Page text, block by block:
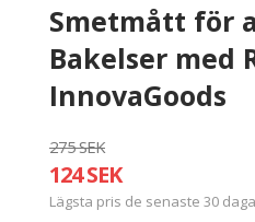
Smetmått för
Bakelser med
InnovaGoods
275 SEK
124 SEK
Lägsta pris de senaste 30